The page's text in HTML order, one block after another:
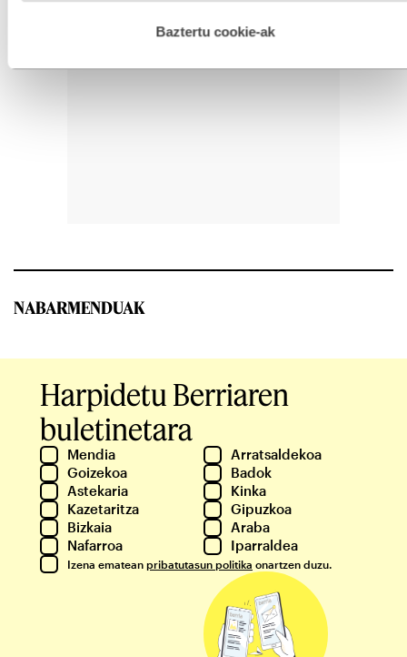
esplizitua ematen diguzu.Gehiago irakurri
Baztertu cookie-ak
NABARMENDUAK
Harpidetu Berriaren
buletinetara
Mendia
Arratsaldekoa
Goizekoa
Badok
Astekaria
Kinka
Kazetaritza
Gipuzkoa
Bizkaia
Araba
Nafarroa
Iparraldea
Izena ematean pribatutasun politika onartzen duzu.